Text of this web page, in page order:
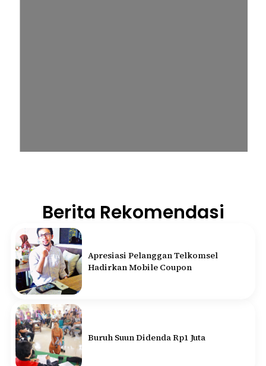
Berita Rekomendasi
Apresiasi Pelanggan Telkomsel
Hadirkan Mobile Coupon
Buruh Suun Didenda Rp1 Juta